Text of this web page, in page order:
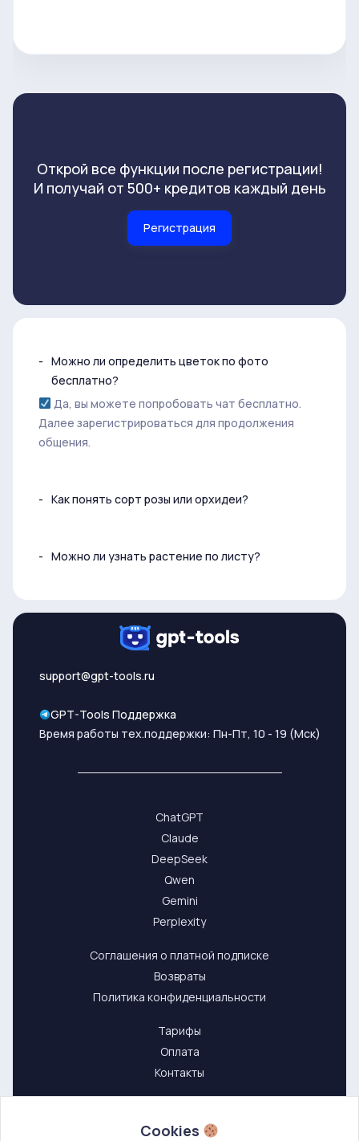
Открой все функции после регистрации!
И получай от 500+ кредитов каждый день
Регистрация
Можно ли определить цветок по фото
бесплатно?
Да, вы можете попробовать чат бесплатно.
Далее зарегистрироваться для продолжения
общения.
Как понять сорт розы или орхидеи?
Можно ли узнать растение по листу?
support@gpt-tools.ru
GPT-Tools Поддержка
Время работы тех.поддержки: Пн-Пт, 10 - 19 (Мск)
ChatGPT
Claude
DeepSeek
Qwen
Gemini
Perplexity
Соглашения о платной подписке
Возвраты
Политика конфиденциальности
Тарифы
Оплата
Контакты
Cookies